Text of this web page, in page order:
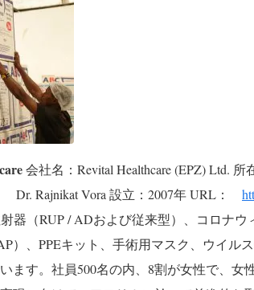
会社名：Revital Healthcare (EPZ) Ltd. 所
Dr. Rajnikat Vora 設立：2007年URL：
器（RUP / ADおよび従来型）、コロナ
）、PPEキット、手術用マスク、ウイル
ます。社員500名の内、8割が女性で、女